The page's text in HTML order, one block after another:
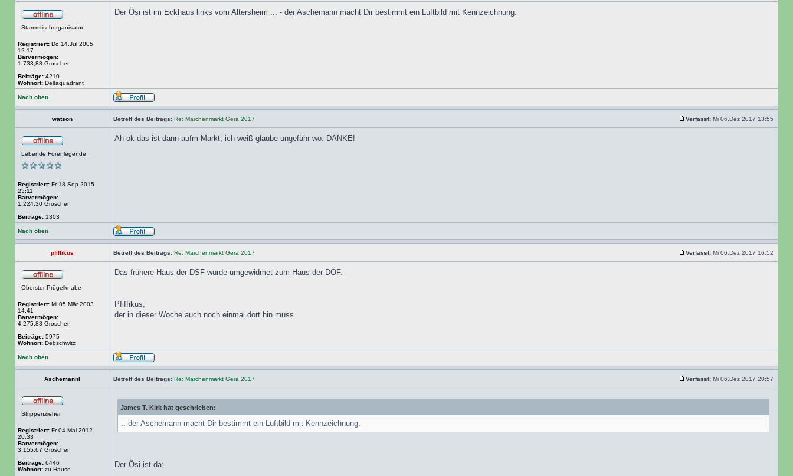
Stammtischorganisator
Registriert: Do 14.Jul 2005
12:17
Barvermögen:
1.733,88 Groschen
Beiträge: 4210
Wohnort: Deltaquadrant
Der Ösi ist im Eckhaus links vom Altersheim ... - der Aschemann macht Dir bestimmt ein Luftbild mit Kennzeichnung.
Nach oben
watson Betreff des Beitrags: Re: Märchenmarkt Gera 2017 Verfasst: Mi 06.Dez 2017 13:55
Lebende Forenlegende
Registriert: Fr 18.Sep 2015
23:11
Barvermögen:
1.224,30 Groschen
Beiträge: 1303
Ah ok das ist dann aufm Markt, ich weiß glaube ungefähr wo. DANKE!
Nach oben
pfiffikus Betreff des Beitrags: Re: Märchenmarkt Gera 2017 Verfasst: Mi 06.Dez 2017 16:52
Oberster Prügelknabe
Registriert: Mi 05.Mär 2003
14:41
Barvermögen:
4.275,83 Groschen
Beiträge: 5975
Wohnort: Debschwitz
Das frühere Haus der DSF wurde umgewidmet zum Haus der DÖF.
Pfiffikus,
der in dieser Woche auch noch einmal dort hin muss
Nach oben
Aschemännl Betreff des Beitrags: Re: Märchenmarkt Gera 2017 Verfasst: Mi 06.Dez 2017 20:57
Strippenzieher
Registriert: Fr 04.Mai 2012
20:33
Barvermögen:
3.155,67 Groschen
Beiträge: 6446
Wohnort: zu Hause
James T. Kirk hat geschrieben:
.. der Aschemann macht Dir bestimmt ein Luftbild mit Kennzeichnung.
Der Ösi ist da: